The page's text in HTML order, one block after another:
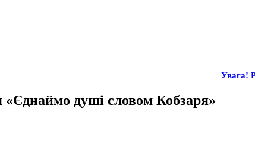
Увага!
душі словом Кобзаря»